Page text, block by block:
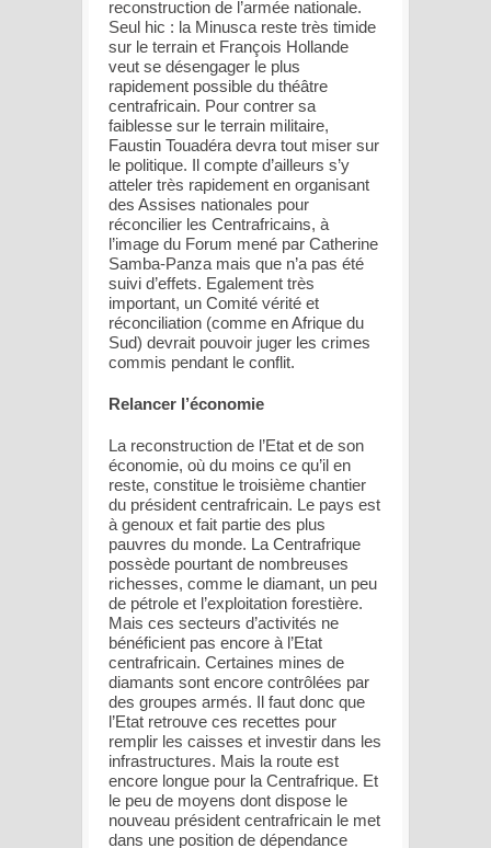
reconstruction de l’armée nationale.
Seul hic : la Minusca reste très timide
sur le terrain et François Hollande
veut se désengager le plus
rapidement possible du théâtre
centrafricain. Pour contrer sa
faiblesse sur le terrain militaire,
Faustin Touadéra devra tout miser sur
le politique. Il compte d’ailleurs s’y
atteler très rapidement en organisant
des Assises nationales pour
réconcilier les Centrafricains, à
l’image du Forum mené par Catherine
Samba-Panza mais que n’a pas été
suivi d’effets. Egalement très
important, un Comité vérité et
réconciliation (comme en Afrique du
Sud) devrait pouvoir juger les crimes
commis pendant le conflit.
Relancer l’économie
La reconstruction de l’Etat et de son
économie, où du moins ce qu’il en
reste, constitue le troisième chantier
du président centrafricain. Le pays est
à genoux et fait partie des plus
pauvres du monde. La Centrafrique
possède pourtant de nombreuses
richesses, comme le diamant, un peu
de pétrole et l’exploitation forestière.
Mais ces secteurs d’activités ne
bénéficient pas encore à l’Etat
centrafricain. Certaines mines de
diamants sont encore contrôlées par
des groupes armés. Il faut donc que
l’Etat retrouve ces recettes pour
remplir les caisses et investir dans les
infrastructures. Mais la route est
encore longue pour la Centrafrique. Et
le peu de moyens dont dispose le
nouveau président centrafricain le met
dans une position de dépendance